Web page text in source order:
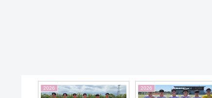
2022 2025